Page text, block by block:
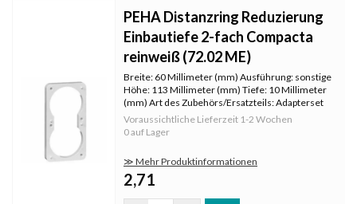
PEHA Distanzring Reduzierung
Einbautiefe 2-fach Compacta
reinweiß (72.02 ME)
Breite: 60 Millimeter (mm) Ausführung: sonstige
Höhe: 113 Millimeter (mm) Tiefe: 10 Millimeter
(mm) Art des Zubehörs/Ersatzteils: Adapterset
für Abdeckungen 72.02ME
Voraussichtliche Lieferzeit 1-2 Wochen
0 auf Lager
≫ Mehr Produktinformationen
2,71